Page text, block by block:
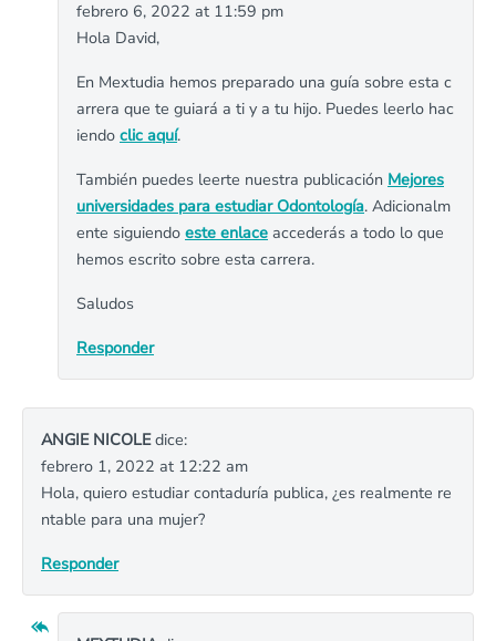
febrero 6, 2022 at 11:59 pm
Hola David,
En Mextudia hemos preparado una guía sobre esta c
arrera que te guiará a ti y a tu hijo. Puedes leerlo hac
iendo clic aquí.
También puedes leerte nuestra publicación Mejores
universidades para estudiar Odontología. Adicionalm
ente siguiendo este enlace accederás a todo lo que
hemos escrito sobre esta carrera.
Saludos
Responder
ANGIE NICOLEdice:
febrero 1, 2022 at 12:22 am
Hola, quiero estudiar contaduría publica, ¿es realmente re
ntable para una mujer?
Responder